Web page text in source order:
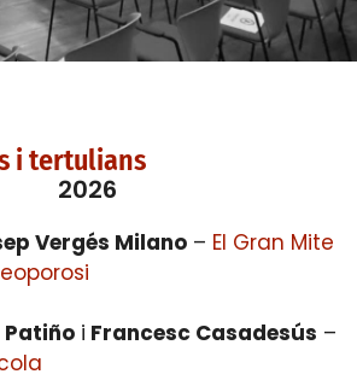
i tertulians
2026
Vergés Milano – El Gran Mite
i Francesc Casadesús –